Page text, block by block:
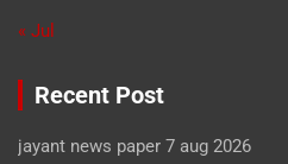
« Jul
Recent Post
jayant news paper 7 aug 2026